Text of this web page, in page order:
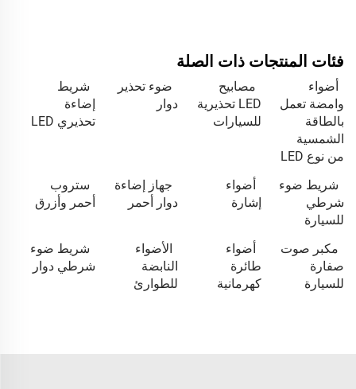
فئات المنتجات ذات الصلة
أضواء
وامضة تعمل
بالطاقة
الشمسية
من نوع LED
مصابيح
LED تحذيرية
للسيارات
ضوء تحذير
دوار
شريط
إضاءة
تحذيري LED
شريط ضوء
شرطي
للسيارة
أضواء
إشارة
جهاز إضاءة
دوار أحمر
ستروب
أحمر وأزرق
مكبر صوت
صفارة
للسيارة
أضواء
طائرة
كهرمانية
الأضواء
النابضة
للطوارئ
شريط ضوء
شرطي دوار